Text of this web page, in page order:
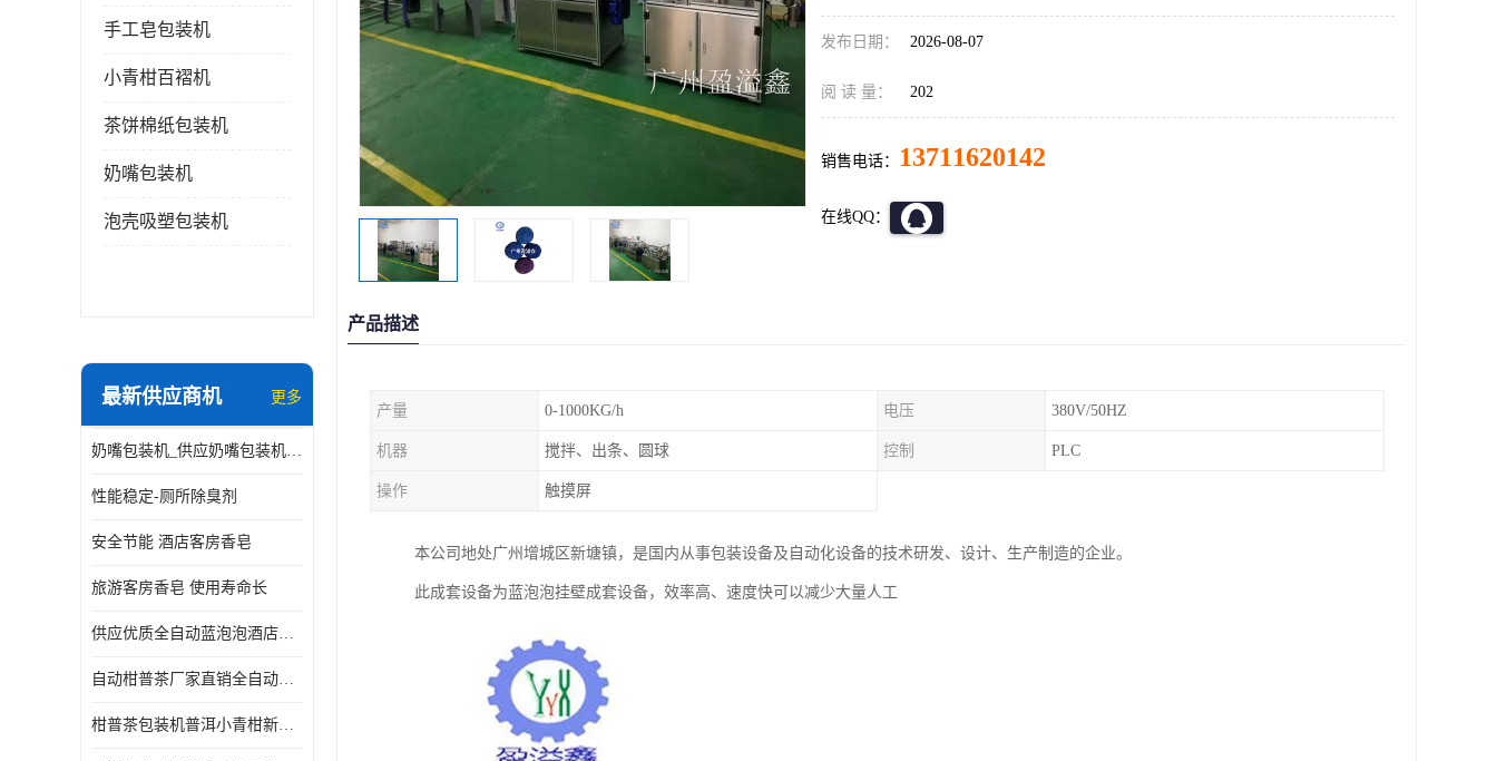
手工皂包装机
小青柑百褶机
茶饼棉纸包装机
奶嘴包装机
泡壳吸塑包装机
最新供应商机 更多
奶嘴包装机_供应奶嘴包装机_奶嘴包装机厂家
性能稳定-厕所除臭剂
安全节能 酒店客房香皂
旅游客房香皂 使用寿命长
供应优质全自动蓝泡泡酒店香皂出条机
自动柑普茶厂家直销全自动新会小青柑柑普茶包装机
柑普茶包装机普洱小青柑新会甘普茶柠檬茶小沱茶小茶饼茶包
发布日期： 2026-08-07
阅 读 量： 202
销售电话： 13711620142
在线QQ：
产品描述
产量 0-1000KG/h 电压 380V/50HZ
机器 搅拌、出条、圆球 控制 PLC
操作 触摸屏
本公司地处广州增城区新塘镇，是国内从事包装设备及自动化设备的技术研发、设计、生产制造的企业。
此成套设备为蓝泡泡挂壁成套设备，效率高、速度快可以减少大量人工